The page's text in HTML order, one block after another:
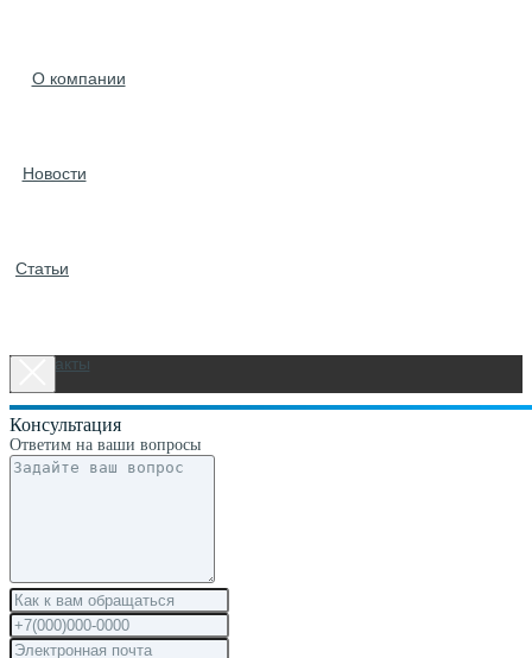
О компании
Новости
Статьи
Контакты
Консультация
Ответим на ваши вопросы